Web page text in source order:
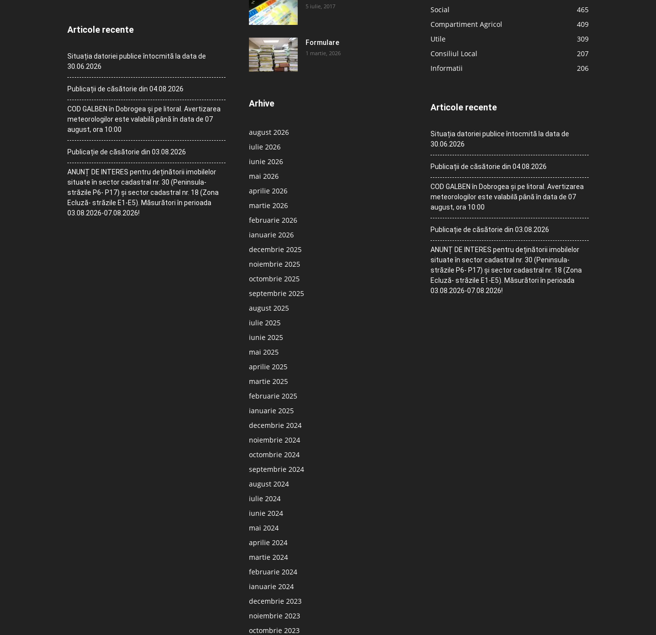
Articole recente
Situația datoriei publice întocmită la data de
30.06.2026
Publicații de căsătorie din 04.08.2026
COD GALBEN în Dobrogea și pe litoral. Avertizarea
meteorologilor este valabilă până în data de 07
august, ora 10:00
Publicație de căsătorie din 03.08.2026
ANUNȚ DE INTERES pentru deținătorii imobilelor
situate în sector cadastral nr. 30 (Peninsula-
străzile P6- P17) și sector cadastral nr. 18 (Zona
Ecluză- străzile E1-E5). Măsurători în perioada
03.08.2026-07.08.2026!
5 iulie, 2017
Formulare
1 martie, 2026
Arhive
august 2026
iulie 2026
iunie 2026
mai 2026
aprilie 2026
martie 2026
februarie 2026
ianuarie 2026
decembrie 2025
noiembrie 2025
octombrie 2025
septembrie 2025
august 2025
iulie 2025
iunie 2025
mai 2025
aprilie 2025
martie 2025
februarie 2025
ianuarie 2025
decembrie 2024
noiembrie 2024
octombrie 2024
septembrie 2024
august 2024
iulie 2024
iunie 2024
mai 2024
aprilie 2024
martie 2024
februarie 2024
ianuarie 2024
decembrie 2023
noiembrie 2023
octombrie 2023
Social
465
Compartiment Agricol
409
Utile
309
Consiliul Local
207
Informatii
206
Articole recente
Situația datoriei publice întocmită la data de
30.06.2026
Publicații de căsătorie din 04.08.2026
COD GALBEN în Dobrogea și pe litoral. Avertizarea
meteorologilor este valabilă până în data de 07
august, ora 10:00
Publicație de căsătorie din 03.08.2026
ANUNȚ DE INTERES pentru deținătorii imobilelor
situate în sector cadastral nr. 30 (Peninsula-
străzile P6- P17) și sector cadastral nr. 18 (Zona
Ecluză- străzile E1-E5). Măsurători în perioada
03.08.2026-07.08.2026!